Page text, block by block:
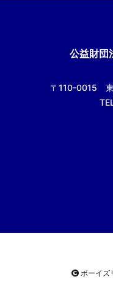
公益財
〒110-0015
ボーイズ